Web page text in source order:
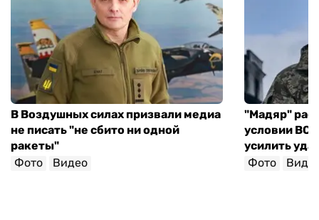
В Воздушных силах призвали медиа
не писать "не сбито ни одной
ракеты"
Фото
Видео
"Мадяр"
условии
усилить
Фото